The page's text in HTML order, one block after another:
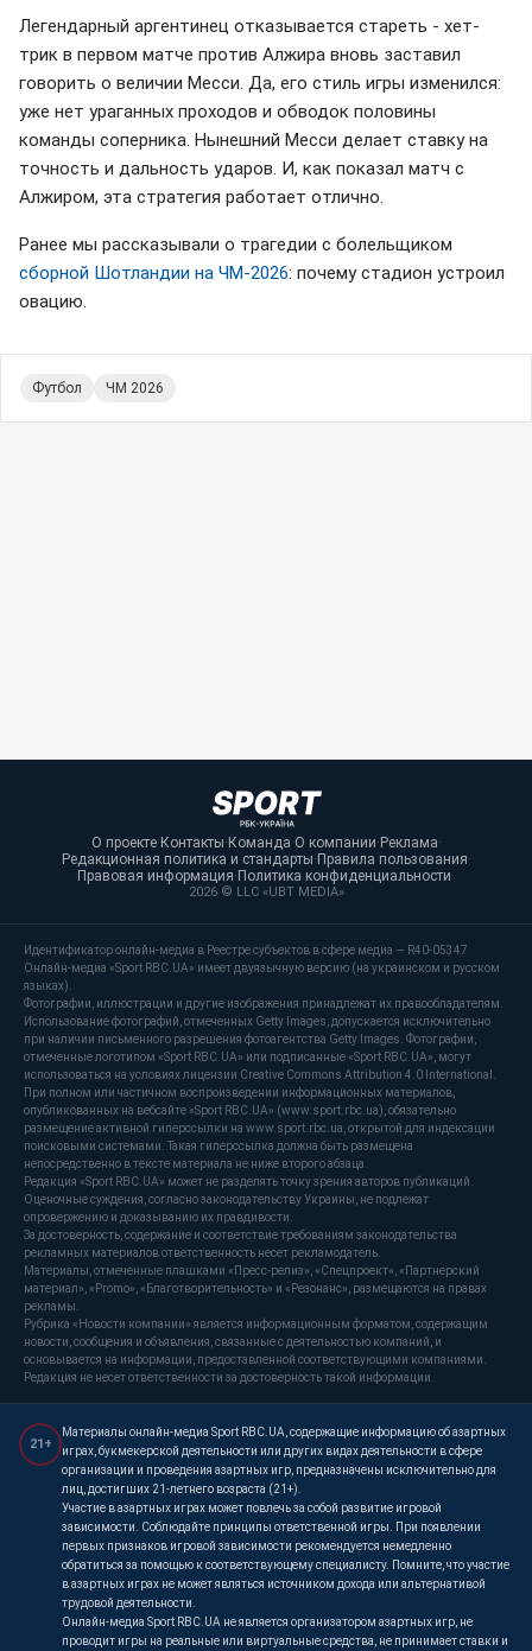
Легендарный аргентинец отказывается стареть - хет-
трик в первом матче против Алжира вновь заставил
говорить о величии Месси. Да, его стиль игры изменился:
уже нет ураганных проходов и обводок половины
команды соперника. Нынешний Месси делает ставку на
точность и дальность ударов. И, как показал матч с
Алжиром, эта стратегия работает отлично.
Ранее мы рассказывали о трагедии с болельщиком
сборной Шотландии на ЧМ-2026: почему стадион устроил
овацию.
Футбол ЧМ 2026
О проекте·Контакты·Команда·О компании·Реклама·
Редакционная политика и стандарты·Правила пользования·
Правовая информация·Политика конфиденциальности·
2026 © LLC «UBT MEDIA»
Идентификатор онлайн-медиа в Реестре субъектов в сфере медиа — R40-05347
Онлайн-медиа «Sport RBC.UA» имеет двуязычную версию (на украинском и русском
языках).
Фотографии, иллюстрации и другие изображения принадлежат их правообладателям.
Использование фотографий, отмеченных Getty Images, допускается исключительно
при наличии письменного разрешения фотоагентства Getty Images. Фотографии,
отмеченные логотипом «Sport RBC.UA» или подписанные «Sport RBC.UA», могут
использоваться на условиях лицензии Creative Commons Attribution 4.0 International.
При полном или частичном воспроизведении информационных материалов,
опубликованных на вебсайте «Sport RBC.UA» (www.sport.rbc.ua), обязательно
размещение активной гиперссылки на www.sport.rbc.ua, открытой для индексации
поисковыми системами. Такая гиперссылка должна быть размещена
непосредственно в тексте материала не ниже второго абзаца.
Редакция «Sport RBC.UA» может не разделять точку зрения авторов публикаций.
Оценочные суждения, согласно законодательству Украины, не подлежат
опровержению и доказыванию их правдивости.
За достоверность, содержание и соответствие требованиям законодательства
рекламных материалов ответственность несет рекламодатель.
Материалы, отмеченные плашками «Пресс-релиз», «Спецпроект», «Партнерский
материал», «Promo», «Благотворительность» и «Резонанс», размещаются на правах
рекламы.
Рубрика «Новости компании» является информационным форматом, содержащим
новости, сообщения и объявления, связанные с деятельностью компаний, и
основывается на информации, предоставленной соответствующими компаниями.
Редакция не несет ответственности за достоверность такой информации.
21+
Материалы онлайн-медиа Sport RBC.UA, содержащие информацию об азартных
играх, букмекерской деятельности или других видах деятельности в сфере
организации и проведения азартных игр, предназначены исключительно для
лиц, достигших 21-летнего возраста (21+).
Участие в азартных играх может повлечь за собой развитие игровой
зависимости. Соблюдайте принципы ответственной игры. При появлении
первых признаков игровой зависимости рекомендуется немедленно
обратиться за помощью к соответствующему специалисту. Помните, что участие
в азартных играх не может являться источником дохода или альтернативой
трудовой деятельности.
Онлайн-медиа Sport RBC.UA не является организатором азартных игр, не
проводит игры на реальные или виртуальные средства, не принимает ставки и